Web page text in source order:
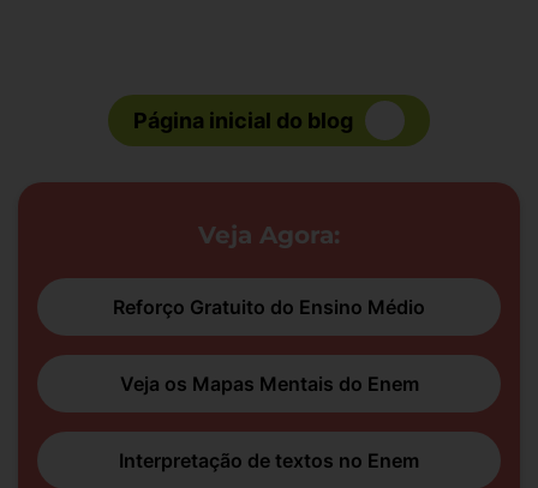
Página inicial do blog
Veja Agora:
Reforço Gratuito do Ensino Médio
Veja os Mapas Mentais do Enem
Interpretação de textos no Enem